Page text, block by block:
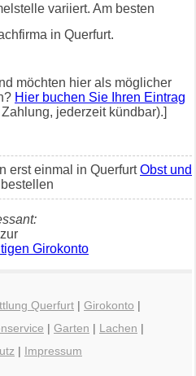
variiert. Am besten
in Querfurt.
möchten hier als möglicher
Hier buchen Sie Ihren Eintrag
jederzeit kündbar).]
erst einmal in QuerfurtObst und
Girokonto
Querfurt | Girokonto |
| Garten | Lachen |
| Impressum